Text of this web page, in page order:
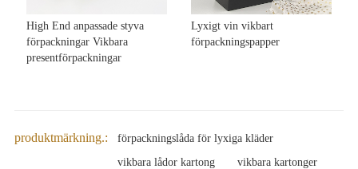
High End anpassade styva
förpackningar Vikbara
presentförpackningar
Lyxigt vin vikbart
förpackningspapper
produktmärkning.:
förpackningslåda för lyxiga kläder
vikbara lådor kartong
vikbara kartonger